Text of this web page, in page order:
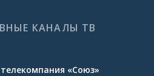
КАНАЛЫ ТВ
«Союз»